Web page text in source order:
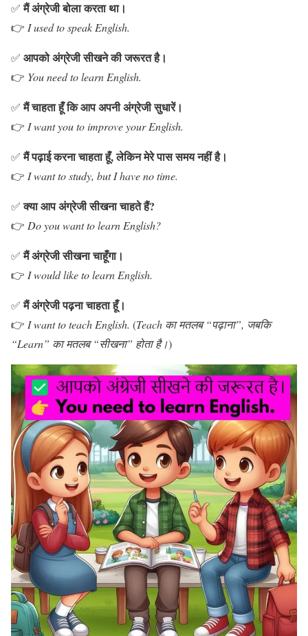
✅मैं अंग्रेजी बोला करता था।
👉 I used to speak English.
✅ आपको अंग्रेजी सीखने की जरूरत है।
👉 You need to learn English.
✅मैं चाहता हूँ कि आप अपनी अंग्रेजी सुधारें।
👉 I want you to improve your English.
✅मैं पढ़ाई करना चाहता हूँ, लेकिन मेरे पास समय नहीं है।
👉 I want to study, but I have no time.
✅क्या आप अंग्रेजी सीखना चाहते हैं?
👉 Do you want to learn English?
✅मैं अंग्रेजी सीखना चाहूँगा।
👉 I would like to learn English.
✅मैं अंग्रेजी पढ़ना चाहता हूँ।
👉 I want to teach English. (Teach का मतलब “पढ़ाना”, जबकि
“Learn” का मतलब “सीखना” होता है।)